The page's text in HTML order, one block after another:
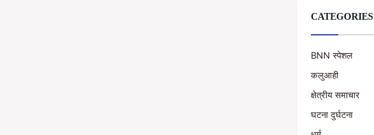
CATEGORIES
BNN स्पेशल
कलुआही
क्षेत्रीय समाचार
घटना दुर्घटना